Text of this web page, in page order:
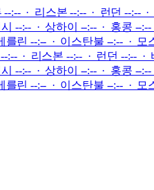
--:-- · 리스본 --:-- · 런던 --:--
--:-- · 상하이 --:-- · 홍콩 --
를린 --:-- · 이스탄불 --:-- ·
:-- · 리스본 --:-- · 런던 --:--
--:-- · 상하이 --:-- · 홍콩 --
를린 --:-- · 이스탄불 --:-- ·